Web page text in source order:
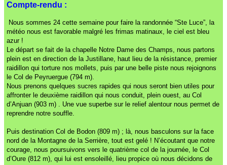
Compte-rendu :
Nous sommes 24 cette semaine pour faire la randonnée “Ste Luce”, la
météo nous est favorable malgré les frimas matinaux, le ciel est bleu
azur !
Le départ se fait de la chapelle Notre Dame des Champs, nous partons
plein est en direction de la Justillane, haut lieu de la résistance, premier
raidillon qui torture nos mollets, puis par une belle piste nous rejoignons
le Col de Peyruergue (794 m).
Nous prenons quelques sucres rapides qui nous seront bien utiles pour
affronter le deuxième raidillon qui nous conduit, plein ouest, au Col
d’Anjuan (903 m) . Une vue superbe sur le relief alentour nous permet de
reprendre notre souffle.
Puis destination Col de Bodon (809 m) ; là, nous basculons sur la face
nord de la Montagne de la Serrière, tout est gelé ! N’écoutant que notre
courage, nous poursuivons vers le quatrième col de la journée, le Col
d’Oure (812 m), qui lui est ensoleillé, lieu propice où nous décidons de